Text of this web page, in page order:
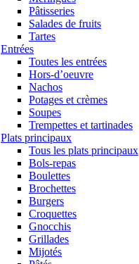
Pâtisseries
Salades de fruits
Tartes
Entrées
Toutes les entrées
Hors-d’oeuvre
Nachos
Potages et crèmes
Soupes
Trempettes et tartinades
Plats principaux
Tous les plats principaux
Bols-repas
Boulettes
Brochettes
Burgers
Croquettes
Gnocchis
Grillades
Mijotés